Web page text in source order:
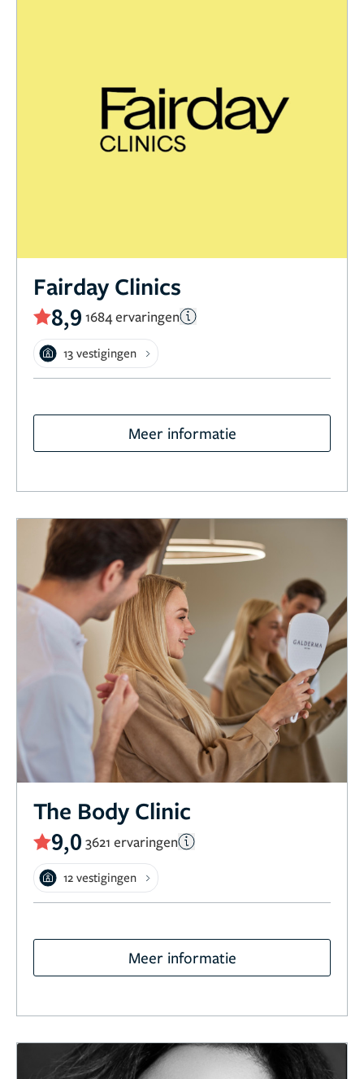
Fairday Clinics
8,9 1684 ervaringen
13 vestigingen
Meer informatie
The Body Clinic
9,0 3621 ervaringen
12 vestigingen
Meer informatie